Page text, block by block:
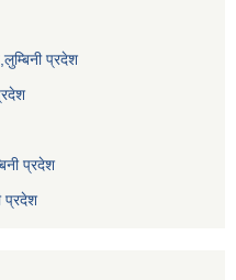
प्रदेश
प्रदेश
प्रदेश